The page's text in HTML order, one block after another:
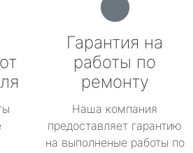
Гарантия на
работы по
ремонту
Наша компания
предоставляет гарантию
на выполненые работы по